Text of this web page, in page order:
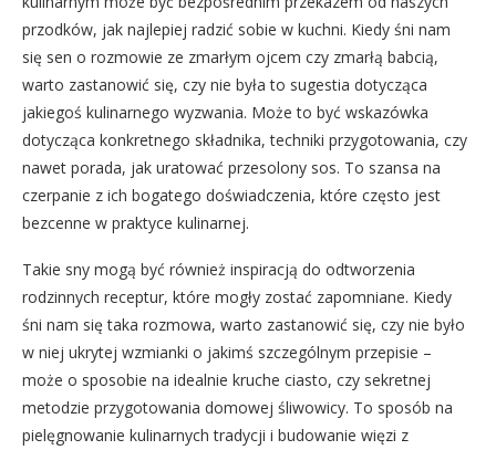
przodków, jak najlepiej radzić sobie w kuchni. Kiedy śni nam
się sen o rozmowie ze zmarłym ojcem czy zmarłą babcią,
warto zastanowić się, czy nie była to sugestia dotycząca
jakiegoś kulinarnego wyzwania. Może to być wskazówka
dotycząca konkretnego składnika, techniki przygotowania, czy
nawet porada, jak uratować przesolony sos. To szansa na
czerpanie z ich bogatego doświadczenia, które często jest
bezcenne w praktyce kulinarnej.
Takie sny mogą być również inspiracją do odtworzenia
rodzinnych receptur, które mogły zostać zapomniane. Kiedy
śni nam się taka rozmowa, warto zastanowić się, czy nie było
w niej ukrytej wzmianki o jakimś szczególnym przepisie –
może o sposobie na idealnie kruche ciasto, czy sekretnej
metodzie przygotowania domowej śliwowicy. To sposób na
pielęgnowanie kulinarnych tradycji i budowanie więzi z